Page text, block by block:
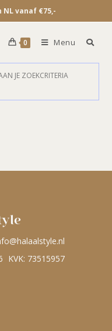
vanaf €75,-
0 Menu
JE ZOEKCRITERIA
KVK: 73515957